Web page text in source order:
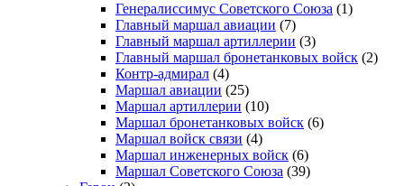
Генералиссимус Советского Союза (1)
Главный маршал авиации (7)
Главный маршал артиллерии (3)
Главный маршал бронетанковых войск (2)
Контр-адмирал (4)
Маршал авиации (25)
Маршал артиллерии (10)
Маршал бронетанковых войск (6)
Маршал войск связи (4)
Маршал инженерных войск (6)
Маршал Советского Союза (39)